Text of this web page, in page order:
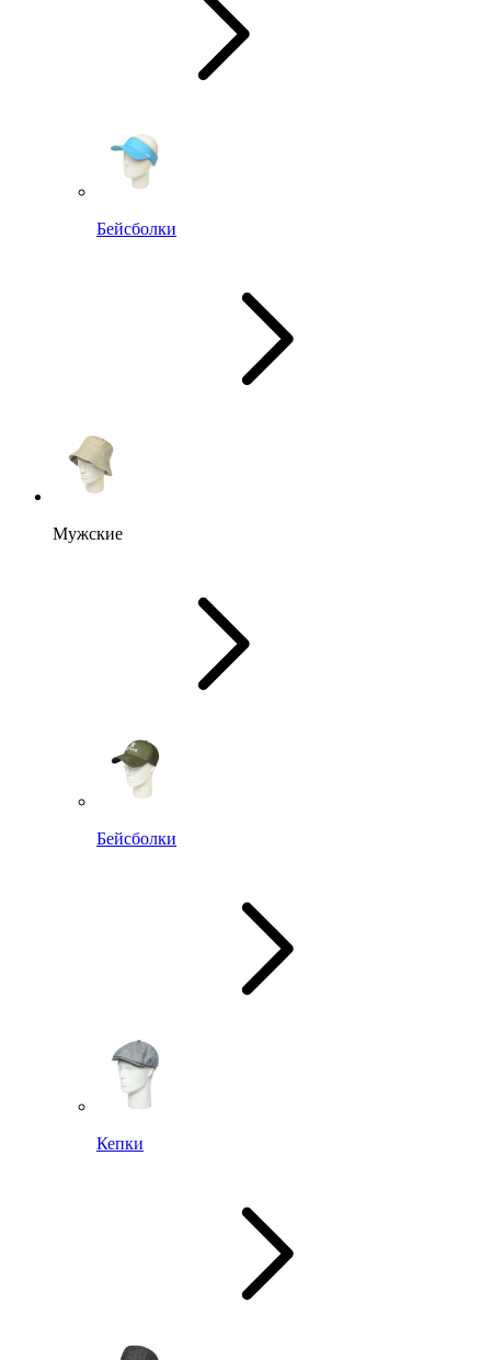
Бейсболки
Мужские
Бейсболки
Кепки